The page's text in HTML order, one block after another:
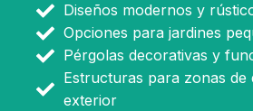
Diseños modernos y
Opciones para jardines
Pérgolas decorativas y
Estructuras para zonas de
exterior